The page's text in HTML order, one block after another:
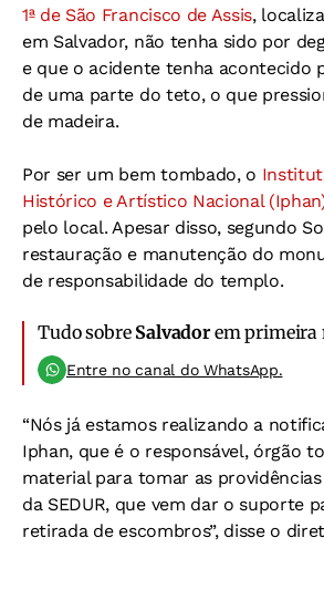
1ª de São Francisco de Assis,
em Salvador, não tenha sido por
e que o acidente tenha acontecido
de uma parte do teto, o que
de madeira.
Por ser um bem tombado, o
Histórico e Artístico Nacional
pelo local. Apesar disso, segundo
restauração e manutenção do
de responsabilidade do templo.
Tudo sobre Salvadorem primeira
Entre no canal do WhatsApp.
“Nós já estamos realizando a
Iphan, que é o responsável, órgão
material para tomar as
da SEDUR, que vem dar o suporte
retirada de escombros”, disse o